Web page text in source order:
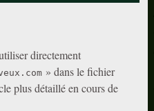
directement
» dans le fichier
plus détaillé en cours de